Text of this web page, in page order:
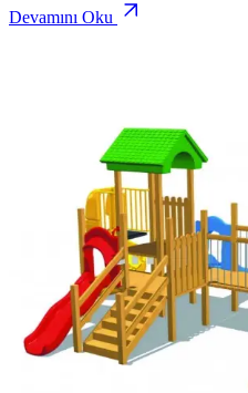
Devamını Oku